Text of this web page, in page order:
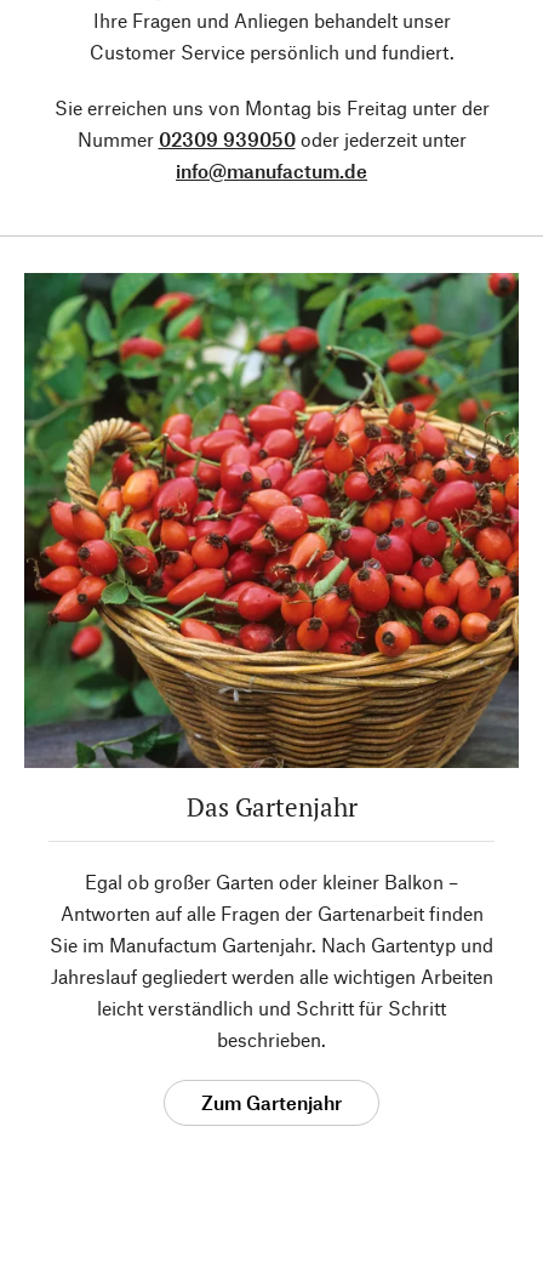
Ihre Fragen und Anliegen behandelt unser
Customer Service persönlich und fundiert.
Sie erreichen uns von Montag bis Freitag unter der
Nummer 02309 939050oder jederzeit unter
info@manufactum.de
Das Gartenjahr
Egal ob großer Garten oder kleiner Balkon –
Antworten auf alle Fragen der Gartenarbeit finden
Sie im Manufactum Gartenjahr. Nach Gartentyp und
Jahreslauf gegliedert werden alle wichtigen Arbeiten
leicht verständlich und Schritt für Schritt
beschrieben.
Zum Gartenjahr